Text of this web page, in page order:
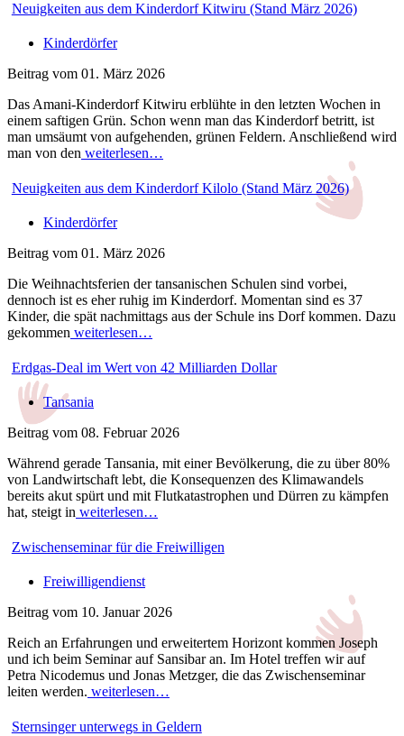
Neuigkeiten aus dem Kinderdorf Kitwiru (Stand März 2026)
Kinderdörfer
Beitrag vom 01. März 2026
Das Amani-Kinderdorf Kitwiru erblühte in den letzten Wochen in
einem saftigen Grün. Schon wenn man das Kinderdorf betritt, ist
man umsäumt von aufgehenden, grünen Feldern. Anschließend wird
man von den weiterlesen…
Neuigkeiten aus dem Kinderdorf Kilolo (Stand März 2026)
Kinderdörfer
Beitrag vom 01. März 2026
Die Weihnachtsferien der tansanischen Schulen sind vorbei,
dennoch ist es eher ruhig im Kinderdorf. Momentan sind es 37
Kinder, die spät nachmittags aus der Schule ins Dorf kommen. Dazu
gekommen weiterlesen…
Erdgas-Deal im Wert von 42 Milliarden Dollar
Tansania
Beitrag vom 08. Februar 2026
Während gerade Tansania, mit einer Bevölkerung, die zu über 80%
von Landwirtschaft lebt, die Konsequenzen des Klimawandels
bereits akut spürt und mit Flutkatastrophen und Dürren zu kämpfen
hat, steigt in weiterlesen…
Zwischenseminar für die Freiwilligen
Freiwilligendienst
Beitrag vom 10. Januar 2026
Reich an Erfahrungen und erweitertem Horizont kommen Joseph
und ich beim Seminar auf Sansibar an. Im Hotel treffen wir auf
Petra Nicodemus und Jonas Metzger, die das Zwischenseminar
leiten werden. weiterlesen…
Sternsinger unterwegs in Geldern